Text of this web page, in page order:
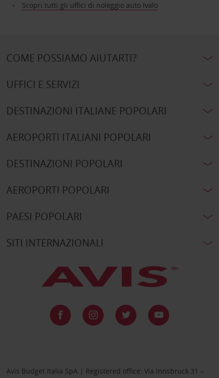
Scopri tutti gli uffici di noleggio auto Ivalo
COME POSSIAMO AIUTARTI?
UFFICI E SERVIZI
DESTINAZIONI ITALIANE POPOLARI
AEROPORTI ITALIANI POPOLARI
DESTINAZIONI POPOLARI
AEROPORTI POPOLARI
PAESI POPOLARI
SITI INTERNAZIONALI
Avis Budget Italia SpA | Registered office: Via Innsbruck 31 –